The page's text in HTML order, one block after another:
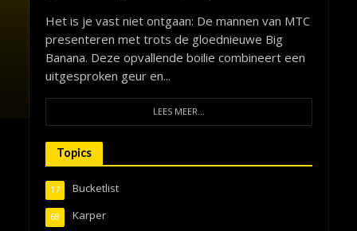
Het is je vast niet ontgaan: De mannen van MTC
presenteren met trots de gloednieuwe Big
Banana. Deze opvallende boilie combineert een
uitgesproken geur en...
LEES MEER...
Topics
Bucketlist
17
Karper
68